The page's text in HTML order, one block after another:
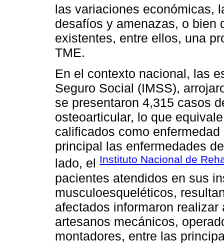
las variaciones económicas,
desafíos y amenazas, o bien
existentes, entre ellos, una
TME.
En el contexto nacional, las
Seguro Social (IMSS),
se presentaron 4,315 casos
osteoarticular, lo que
calificados como
principal las enfermedades
lado, el Instituto Nacional de
pacientes atendidos en sus
musculoesqueléticos,
afectados informaron
artesanos mecánicos,
montadores, entre las